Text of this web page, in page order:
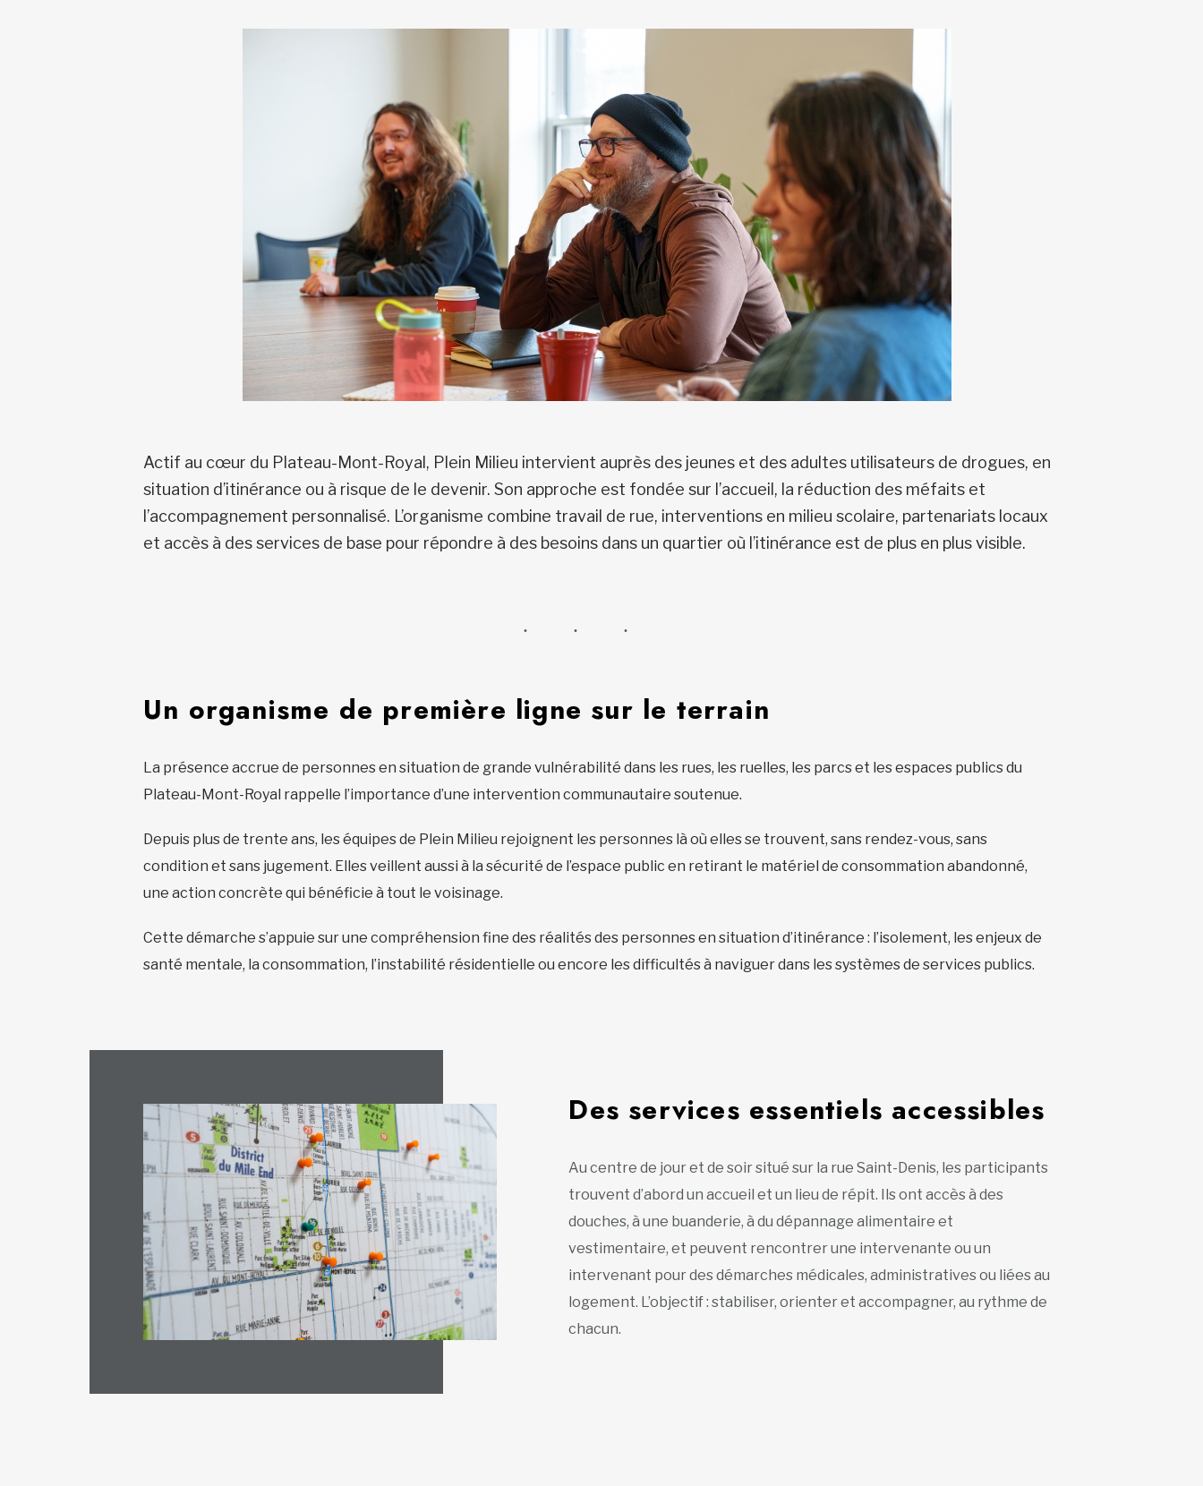
Actif au cœur du Plateau-Mont-Royal, Plein Milieu intervient auprès des jeunes et des adultes utilisateurs de drogues, en
situation d’itinérance ou à risque de le devenir. Son approche est fondée sur l’accueil, la réduction des méfaits et
l’accompagnement personnalisé. L’organisme combine travail de rue, interventions en milieu scolaire, partenariats locaux
et accès à des services de base pour répondre à des besoins dans un quartier où l’itinérance est de plus en plus visible.
Un organisme de première ligne sur le terrain
La présence accrue de personnes en situation de grande vulnérabilité dans les rues, les ruelles, les parcs et les espaces publics du
Plateau-Mont-Royal rappelle l’importance d’une intervention communautaire soutenue.
Depuis plus de trente ans, les équipes de Plein Milieu rejoignent les personnes là où elles se trouvent, sans rendez-vous, sans
condition et sans jugement. Elles veillent aussi à la sécurité de l’espace public en retirant le matériel de consommation abandonné,
une action concrète qui bénéficie à tout le voisinage.
Cette démarche s’appuie sur une compréhension fine des réalités des personnes en situation d’itinérance : l’isolement, les enjeux de
santé mentale, la consommation, l’instabilité résidentielle ou encore les difficultés à naviguer dans les systèmes de services publics.
Des services essentiels accessibles
Au centre de jour et de soir situé sur la rue Saint-Denis, les participants
trouvent d’abord un accueil et un lieu de répit. Ils ont accès à des
douches, à une buanderie, à du dépannage alimentaire et
vestimentaire, et peuvent rencontrer une intervenante ou un
intervenant pour des démarches médicales, administratives ou liées au
logement. L’objectif : stabiliser, orienter et accompagner, au rythme de
chacun.